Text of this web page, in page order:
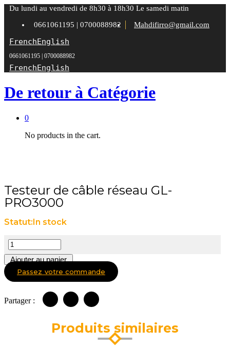
Du lundi au vendredi de 8h30 à 18h30 Le samedi matin
0661061195 | 0700088982
Mahdifirro@gmail.com
FrenchEnglish
0661061195 | 0700088982
FrenchEnglish
De retour à Catégorie
0
No products in the cart.
Testeur de câble réseau GL-
PRO3000
Statut:In stock
Ajouter au panier
Passez votre commande
Partager :
Produits similaires